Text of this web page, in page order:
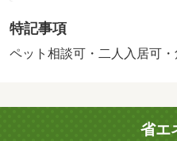
料 賃料等の１．８９％（そ
証））・維持費等：安心サ
部屋とライブ中継も可能で
渉等お気軽にご相談くださ
特記事項
ペット相談可・二人入居可
省エ